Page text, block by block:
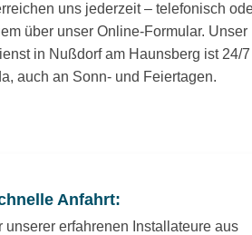
uns jederzeit – telefonisch
über unser Online-Formular. Unser
in Nußdorf am Haunsberg ist 24/
auch an Sonn- und Feiertagen.
Anfahrt:
unserer erfahrenen Installateure aus